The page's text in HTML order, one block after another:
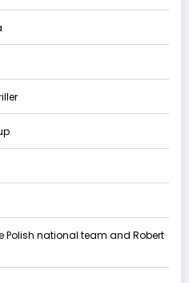
Polish national team and Robert